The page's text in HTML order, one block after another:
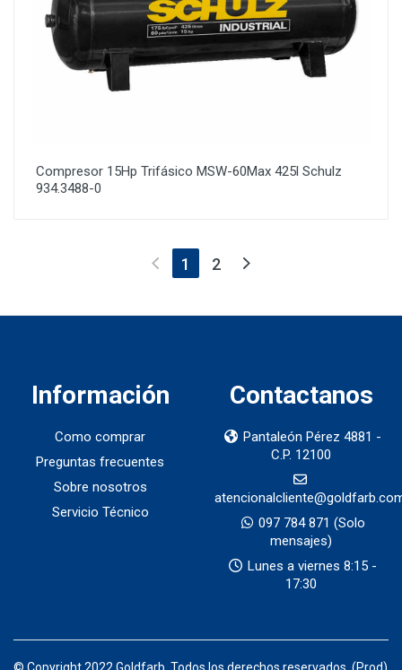
Compresor 15Hp Trifásico MSW-60Max 425l Schulz
934.3488-0
1 (current)
2
Información
Como comprar
Preguntas frecuentes
Sobre nosotros
Servicio Técnico
Contactanos
Pantaleón Pérez 4881 -
C.P. 12100
097 784 871 (Solo
mensajes)
Lunes a viernes 8:15 -
17:30